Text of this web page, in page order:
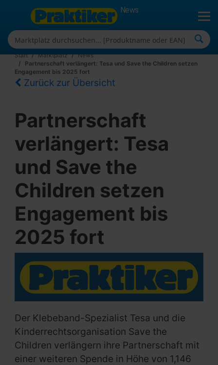
News
Start Marktplatz
News
Partnerschaft verlängert: Tesa und Save the Children setzen
Engagement bis 2025 fort
Zurück zur Übersicht
Partnerschaft
verlängert: Tesa
und Save the
Children setzen
Engagement bis
2025 fort
Der Klebeband-Spezialist Tesa und die
Kinderrechtsorganisation Save the
Children verlängern ihre Partnerschaft mit
einer weiteren Spende in Höhe von 1,146